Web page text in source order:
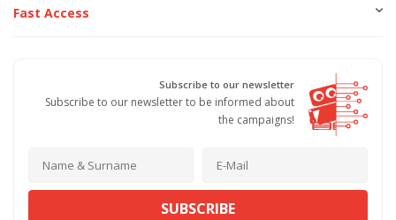
Fast Access
Subscribe to our newsletter
Subscribe to our newsletter to be informed about
the campaigns!
SUBSCRIBE